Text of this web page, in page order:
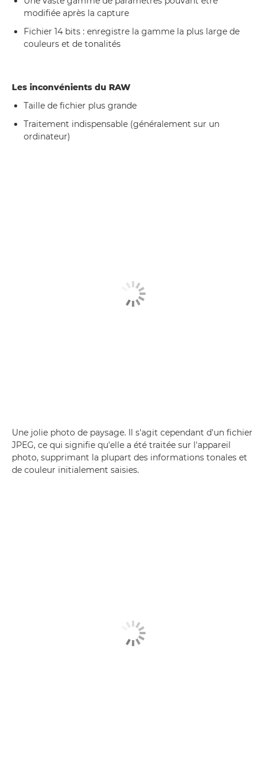
modifiée après la capture
Fichier 14 bits : enregistre la gamme la plus large de
couleurs et de tonalités
Les inconvénients du RAW
Taille de fichier plus grande
Traitement indispensable (généralement sur un
ordinateur)
Une jolie photo de paysage. Il s'agit cependant d'un fichier
JPEG, ce qui signifie qu'elle a été traitée sur l'appareil
photo, supprimant la plupart des informations tonales et
de couleur initialement saisies.